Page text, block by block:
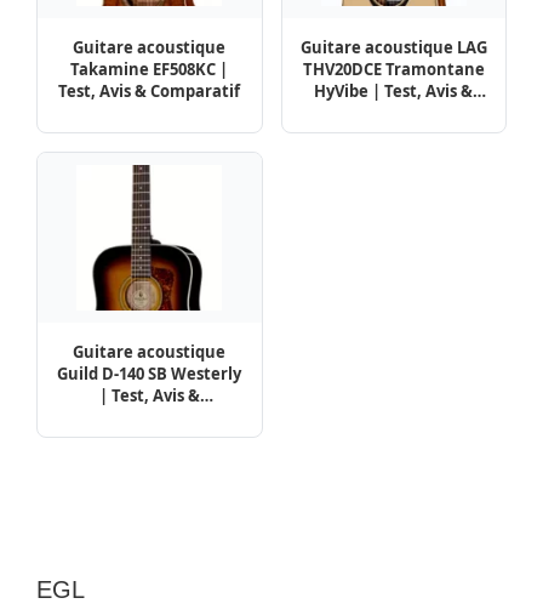
Guitare acoustique
Takamine EF508KC |
Test, Avis & Comparatif
Guitare acoustique LAG
THV20DCE Tramontane
HyVibe | Test, Avis &
Guitare acoustique
Guild D-140 SB Westerly
| Test, Avis &
EGL